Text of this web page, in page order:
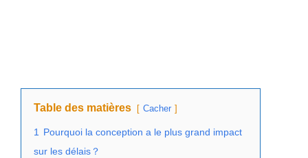
Table des matières Cacher
1 Pourquoi la conception a le plus grand impact
sur les délais？